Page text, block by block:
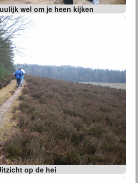
wel om je heen kijken
op de hei